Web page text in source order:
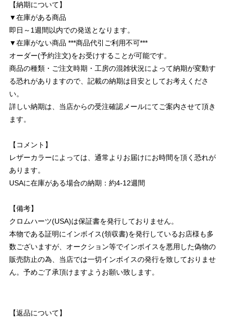
【納期について】
▼在庫がある商品
即日～1週間以内での発送となります。
▼在庫がない商品 ***商品代引ご利用不可***
オーダー(予約注文)をお受けすることが可能です。
商品の種類・ご注文時期・工房の混雑状況によって納期が変動す
る恐れがありますので、記載の納期は目安としてお考えくださ
い。
詳しい納期は、当店からの受注確認メールにてご案内させて頂き
ます。
【コメント】
レザーカラーによっては、通常よりお届けにお時間を頂く恐れが
あります。
USAに在庫がある場合の納期：約4-12週間
【備考】
クロムハーツ(USA)は保証書を発行しておりません。
本物である証明にインボイス(領収書)を発行しているお店様も多
数ございますが、オークション等でインボイスを悪用した偽物の
販売防止の為、当店では一切インボイスの発行を致しておりませ
ん。予めご了承頂けますようお願い致します。
【返品について】